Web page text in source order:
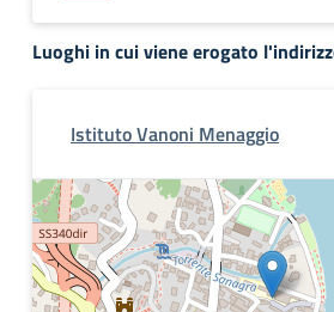
Luoghi in cui viene erogato
Istituto Vanoni Menaggio